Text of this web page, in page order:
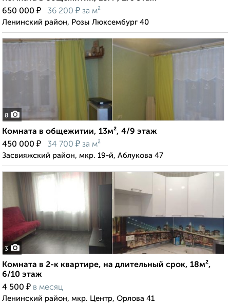
650 000 ₽ 36 200 ₽ за м²
Ленинский район, Розы Люксембург 40
8
Комната в общежитии, 13м², 4/9 этаж
450 000 ₽ 34 700 ₽ за м²
Засвияжский район, мкр. 19-й, Аблукова 47
3
Комната в 2-к квартире, на длительный срок, 18м²,
6/10 этаж
4 500 ₽ в месяц
Ленинский район, мкр. Центр, Орлова 41